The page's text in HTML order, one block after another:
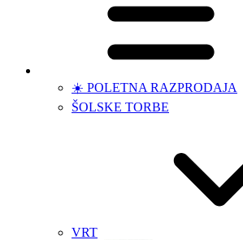
☀️ POLETNA RAZPRODAJA
ŠOLSKE TORBE
VRT